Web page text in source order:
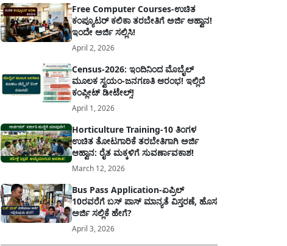
ಸರ್ಕಾರವು ಮಹತ್ವದ ನಿರ್ಧಾರವೊಂದನ್ನು ಕೈಗೊಂಡಿದೆ. ಕಿತ್ತೂರು ಕರ್ನಾಟಕ ಮತ್ತು
ಕಲ್ಯಾಣ ಕರ್ನಾಟಕದ ಒಟ್ಟು 9 ಜಿಲ್ಲೆಗಳಲ್ಲಿ ಏಪ್ರಿಲ್...
Free Computer Courses-ಉಚಿತ
ಕಂಪ್ಯೂಟರ್ ಕಲಿಕಾ ತರಬೇತಿಗೆ ಅರ್ಜಿ ಆಹ್ವಾನ!
ಇಂದೇ ಅರ್ಜಿ ಸಲ್ಲಿಸಿ!
April 2, 2026
Census-2026: ಇಂದಿನಿಂದ ಮೊಬೈಲ್
ಮೂಲಕ ಸ್ವಯಂ-ಜನಗಣತಿ ಆರಂಭ! ಇಲ್ಲಿದೆ
ಕಂಪ್ಲೀಟ್ ಡೀಟೇಲ್ಸ್!
April 1, 2026
Horticulture Training-10 ತಿಂಗಳ
ಉಚಿತ ತೋಟಗಾರಿಕೆ ತರಬೇತಿಗಾಗಿ ಅರ್ಜಿ
ಆಹ್ವಾನ: ರೈತ ಮಕ್ಕಳಿಗೆ ಸುವರ್ಣಾವಕಾಶ!
March 12, 2026
Bus Pass Application-ಏಪ್ರಿಲ್
10ರವರೆಗೆ ಬಸ್ ಪಾಸ್ ಮಾನ್ಯತೆ ವಿಸ್ತರಣೆ, ಹೊಸ
ಅರ್ಜಿ ಸಲ್ಲಿಕೆ ಹೇಗೆ?
April 3, 2026